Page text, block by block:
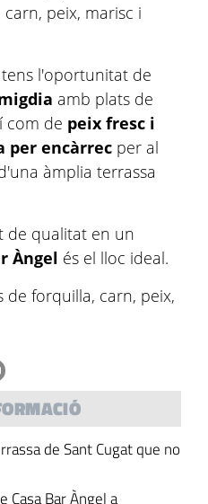
peix, marisc i
l'oportunitat de
amb plats de
com de peix fresc i
per encàrrec per al
àmplia terrassa
de qualitat en un
Àngel és el lloc ideal.
de forquilla, carn, peix,
de Sant Cugat que no
Casa Bar Àngel a